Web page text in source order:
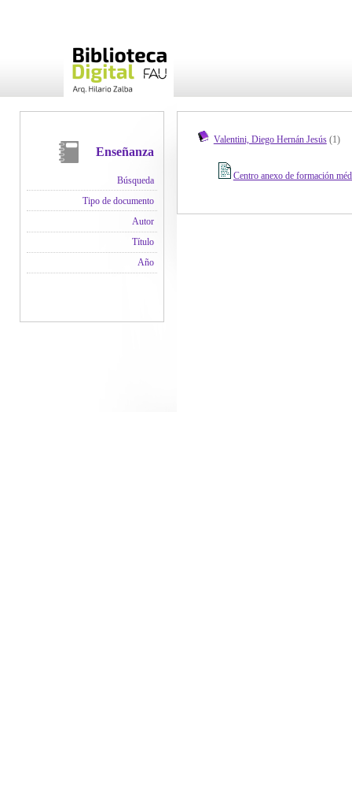
Enseñanza
Búsqueda
Tipo de documento
Autor
Título
Año
Valentini, Diego Hernán Jesús(1)
Centro anexo de formación